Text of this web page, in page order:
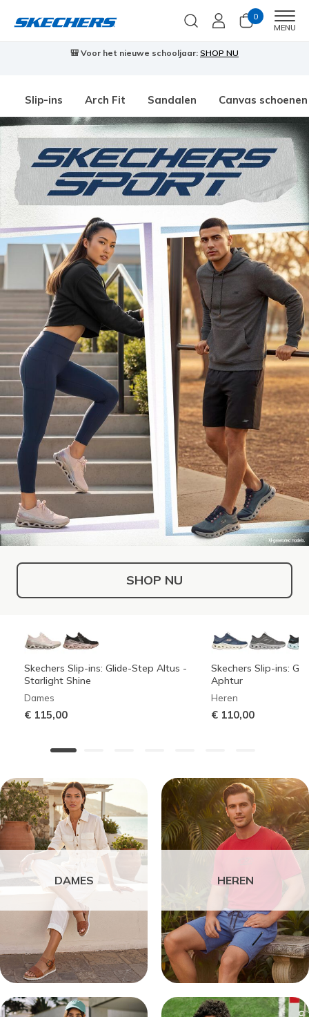
0
MENU
🎒 Voor het nieuwe schooljaar: SHOP NU
Slip-ins Arch Fit Sandalen Canvas schoenen
SHOP NU
Skechers Slip-ins: Glide-Step Altus -
Starlight Shine
Dames
€ 115,00
Skechers Slip-ins:
Aphtur
Heren
€ 110,00
DAMES HEREN